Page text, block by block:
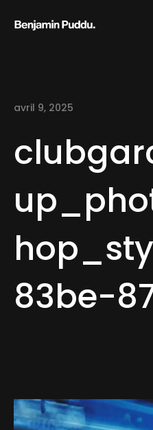
IA
avril 9, 2025
83be-
Lecteur
vidéo